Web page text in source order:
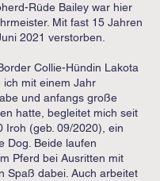
Rüde Bailey war hier
Mit fast 15 Jahren
2021 verstorben.
Collie-Hündin Lakota
ich mit einem Jahr
und anfangs große
hatte, begleitet mich seit
Iroh (geb. 09/2020), ein
Dog. Beide laufen
Pferd bei Ausritten mit
Spaß dabei. Auch arbeitet